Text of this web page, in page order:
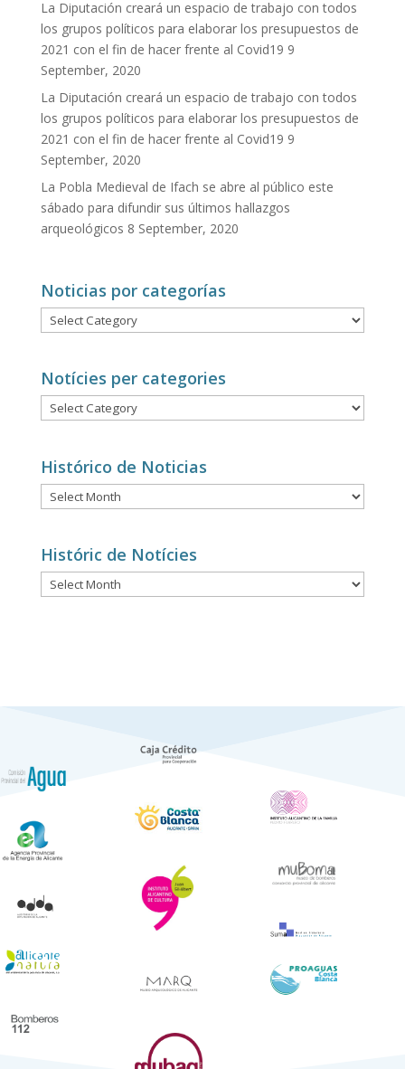
La Diputación creará un espacio de trabajo con todos
los grupos políticos para elaborar los presupuestos de
2021 con el fin de hacer frente al Covid19 9
September, 2020
La Diputación creará un espacio de trabajo con todos
los grupos políticos para elaborar los presupuestos de
2021 con el fin de hacer frente al Covid19 9
September, 2020
La Pobla Medieval de Ifach se abre al público este
sábado para difundir sus últimos hallazgos
arqueológicos 8 September, 2020
Noticias por categorías
Noticias
por
Notícies per categories
Notícies
per
Histórico de Noticias
Histórico
de
Históric de Notícies
Históric
de